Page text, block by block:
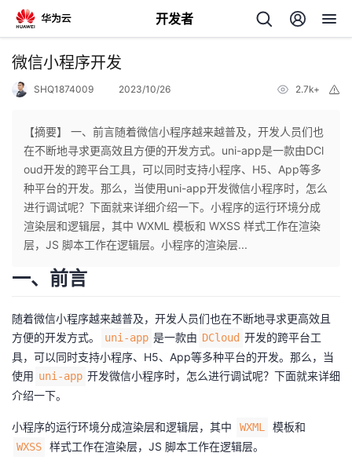
开发者
返
个
人
我
发
者
的
我
开
发
学
的
Programs
我
的
持
微信小程序开发
SHQ1874009 2023/10/26 2.7k+
【摘要】 一、前言随着微信小程序越来越普及，开发人员们也
在不断地寻求更高效且方便的开发方式。uni-app是一款由DCl
oud开发的跨平台工具，可以同时支持小程序、H5、App等多
种平台的开发。那么，当使用uni-app开发微信小程序时，怎么
进行调试呢？下面就来详细介绍一下。小程序的运行环境分成
渲染层和逻辑层，其中 WXML 模板和 WXSS 样式工作在渲染
层，JS 脚本工作在逻辑层。小程序的渲染层...
一、前言
随着微信小程序越来越普及，开发人员们也在不断地寻求更高效且
方便的开发方式。
uni-app 是一款由 DCloud 开发的跨平台工
具，可以同时支持小程序、H5、App等多种平台的开发。那么，当
使用 uni-app 开发微信小程序时，怎么进行调试呢？下面就来详细
介绍一下。
小程序的运行环境分成渲染层和逻辑层，其中 WXML 模板和
WXSS 样式工作在渲染层，JS 脚本工作在逻辑层。